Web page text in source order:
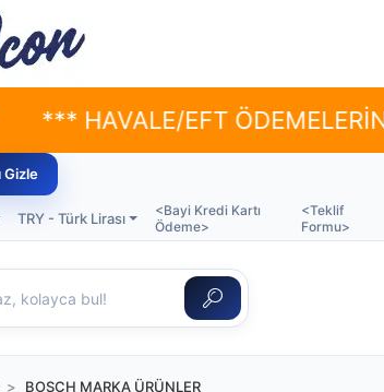
EFT ÖDEMELERİNDE %
Gizle
TRY - Türk Lirası
<Bayi Kredi Kartı
Ödeme>
<Teklif
Formu>
BOSCH MARKA ÜRÜNLER